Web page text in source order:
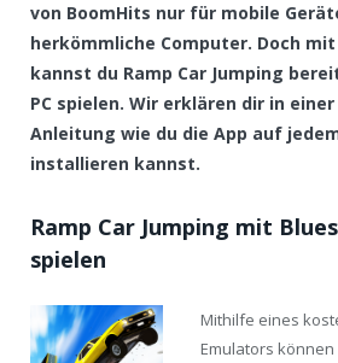
von BoomHits nur für mobile
herkömmliche Computer. Doch
kannst du Ramp Car Jumping
PC spielen. Wir erklären dir in
Anleitung wie du die App auf
installieren kannst.
Ramp Car Jumping mit
spielen
Mithilfe eines
Emulators können